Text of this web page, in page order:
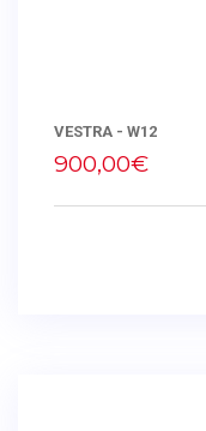
VESTRA - W12
900,00€